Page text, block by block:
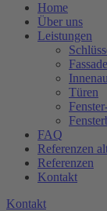
Home
Über uns
Leistungen
Türen
FAQ
Referenzen
Referenzen
Kontakt
Kontakt